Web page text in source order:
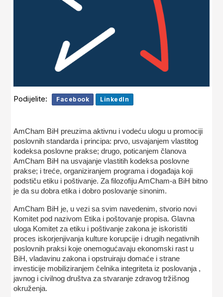
Podijelite: Facebook LinkedIn
AmCham BiH preuzima aktivnu i vodeću ulogu u promociji
poslovnih standarda i principa: prvo, usvajanjem vlastitog
kodeksa poslovne prakse; drugo, poticanjem članova
AmCham BiH na usvajanje vlastitih kodeksa poslovne
prakse; i treće, organiziranjem programa i događaja koji
podstiču etiku i poštivanje. Za filozofiju AmCham-a BiH bitno
je da su dobra etika i dobro poslovanje sinonim.
AmCham BiH je, u vezi sa svim navedenim, stvorio novi
Komitet pod nazivom Etika i poštovanje propisa. Glavna
uloga Komitet za etiku i poštivanje zakona je iskoristiti
proces iskorjenjivanja kulture korupcije i drugih negativnih
poslovnih praksi koje onemogućavaju ekonomski rast u
BiH, vladavinu zakona i opstruiraju domaće i strane
investicije mobiliziranjem čelnika integriteta iz poslovanja ,
javnog i civilnog društva za stvaranje zdravog tržišnog
okruženja.